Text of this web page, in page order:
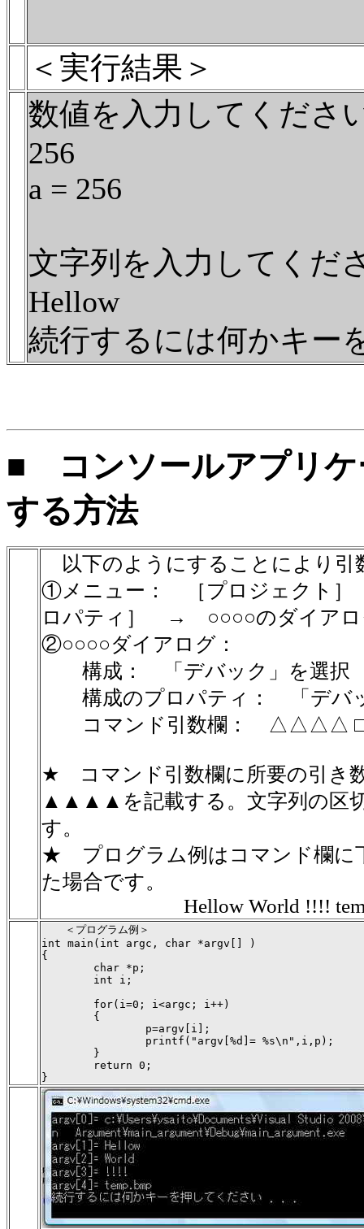
＜実行結果＞
数値を入力してくださ
256
a = 256
文字列を入力してくだ
Hellow
続行するには何かキー
■ コンソールアプリケ
する方法
以下のようにすることにより引
①メニュー： ［プロジェクト
ロパティ］ → ○○○○のダイアロ
②○○○○ダイアログ：
構成： 「デバック」を選択
構成のプロパティ： 「デバ
コマンド引数欄： △△△△
★ コマンド引数欄に所要の引
▲▲▲▲を記載する。文字列の区
す。
★ プログラム例はコマンド欄に
た場合です。
Hellow World !!!!
  　＜プログラム例＞
int main(int argc, char *argv[] )
{
        char *p;
        int i;
        for(i=0; i<argc; i++)
        {
                p=argv[i];
                printf("argv[%d]= %s\n",i,p);
        }
        return 0;
}